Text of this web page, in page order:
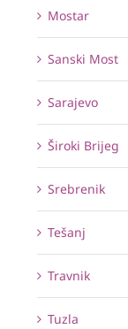
Mostar
Sanski Most
Sarajevo
Široki Brijeg
Srebrenik
Tešanj
Travnik
Tuzla